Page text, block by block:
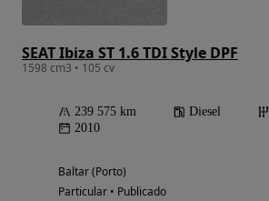
SEAT Ibiza ST 1.6 TDI Style DPF
1598 cm3 • 105 cv
239 575 km Diesel
2010
Baltar (Porto)
Particular • Publicado